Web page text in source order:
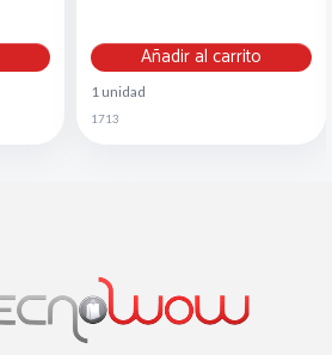
Añadir al carrito
1 unidad
1713